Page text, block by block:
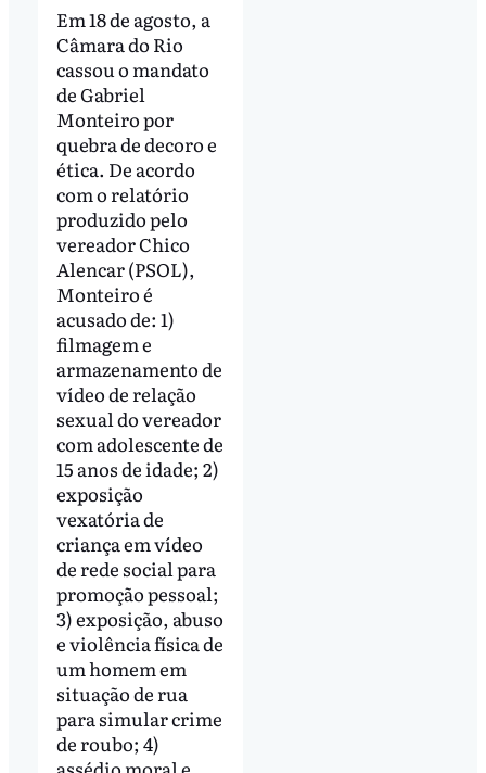
Em 18 de agosto, a
Câmara do Rio
cassou o mandato
de Gabriel
Monteiro por
quebra de decoro e
ética. De acordo
com o relatório
produzido pelo
vereador Chico
Alencar (PSOL),
Monteiro é
acusado de: 1)
filmagem e
armazenamento de
vídeo de relação
sexual do vereador
com adolescente de
15 anos de idade; 2)
exposição
vexatória de
criança em vídeo
de rede social para
promoção pessoal;
3) exposição, abuso
e violência física de
um homem em
situação de rua
para simular crime
de roubo; 4)